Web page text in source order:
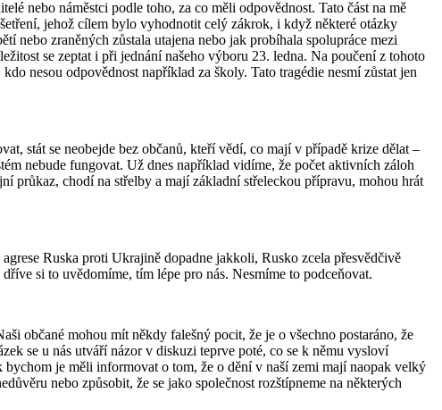
nebo náměstci podle toho, za co měli odpovědnost. Tato část na mě
jehož cílem bylo vyhodnotit celý zákrok, i když některé otázky
nebo zraněných zůstala utajena nebo jak probíhala spolupráce mezi
se zeptat i při jednání našeho výboru 23. ledna. Na poučení z tohoto
nesou odpovědnost například za školy. Tato tragédie nesmí zůstat jen
stát se neobejde bez občanů, kteří vědí, co mají v případě krize dělat –
nebude fungovat. Už dnes například vidíme, že počet aktivních záloh
průkaz, chodí na střelby a mají základní střeleckou přípravu, mohou hrát
Ruska proti Ukrajině dopadne jakkoli, Rusko zcela přesvědčivě
si to uvědomíme, tím lépe pro nás. Nesmíme to podceňovat.
občané mohou mít někdy falešný pocit, že je o všechno postaráno, že
se u nás utváří názor v diskuzi teprve poté, co se k němu vysloví
je měli informovat o tom, že o dění v naší zemi mají naopak velký
nebo způsobit, že se jako společnost rozštípneme na některých